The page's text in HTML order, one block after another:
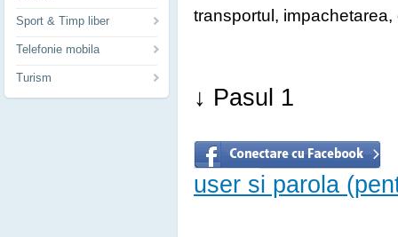
transportul,
↓ Pasul 1
user si parola
Sport & Timp liber
Telefonie mobila
Turism